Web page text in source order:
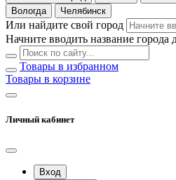
Вологда
Челябинск
Или найдите свой город
Начните вводить название города
Товары в избранном
Товары в корзине
Личный кабинет
Вход